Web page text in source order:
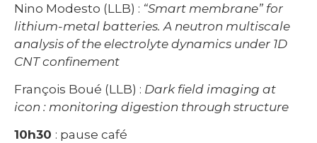
Nino Modesto (LLB) : “Smart membrane” for
lithium-metal batteries. A neutron multiscale
analysis of the electrolyte dynamics under 1D
CNT confinement
François Boué (LLB) : Dark field imaging at
icon : monitoring digestion through structure
10h30 : pause café